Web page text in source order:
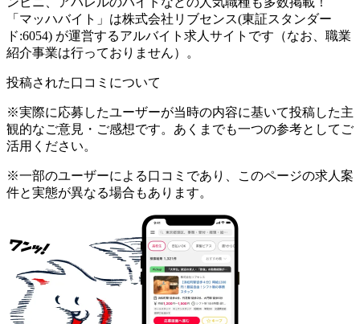
「マッハバイト」は株式会社リブセンス(東証スタンダー
ド:6054) が運営するアルバイト求人サイトです（なお、職業
紹介事業は行っておりません）。
投稿された口コミについて
※実際に応募したユーザーが当時の内容に基いて投稿した主
観的なご意見・ご感想です。あくまでも一つの参考としてご
活用ください。
※一部のユーザーによる口コミであり、このページの求人案
件と実態が異なる場合もあります。